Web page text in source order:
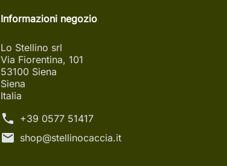
Informazioni negozio
Lo Stellino srl
Via Fiorentina, 101
53100 Siena
Siena
Italia
phone +39 0577 51417
mail shop@stellinocaccia.it